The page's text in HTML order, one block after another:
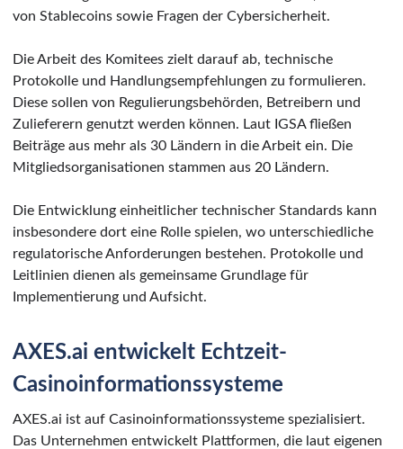
von Stablecoins sowie Fragen der Cybersicherheit.
Die Arbeit des Komitees zielt darauf ab, technische
Protokolle und Handlungsempfehlungen zu formulieren.
Diese sollen von Regulierungsbehörden, Betreibern und
Zulieferern genutzt werden können. Laut IGSA fließen
Beiträge aus mehr als 30 Ländern in die Arbeit ein. Die
Mitgliedsorganisationen stammen aus 20 Ländern.
Die Entwicklung einheitlicher technischer Standards kann
insbesondere dort eine Rolle spielen, wo unterschiedliche
regulatorische Anforderungen bestehen. Protokolle und
Leitlinien dienen als gemeinsame Grundlage für
Implementierung und Aufsicht.
AXES.ai entwickelt Echtzeit-
Casinoinformationssysteme
AXES.ai ist auf Casinoinformationssysteme spezialisiert.
Das Unternehmen entwickelt Plattformen, die laut eigenen